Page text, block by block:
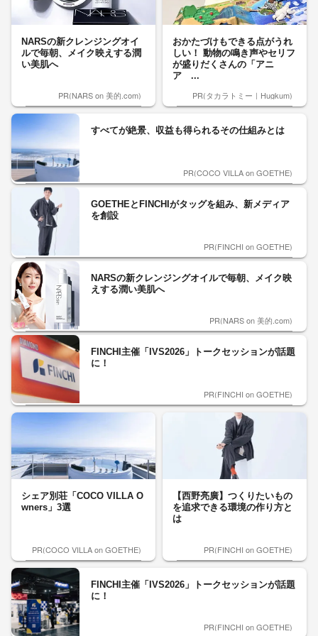
NARSの新クレンジングオイ
ルで毎朝、メイク映えする潤
い美肌へ
PR(NARS on 美的.com)
おかたづけもできる点がうれ
しい！ 動物の鳴き声やセリフ
が盛りだくさんの「アニ
ア ...
PR(タカラトミー｜Hugkum)
すべてが絶景、収益も得られるその仕組みとは
PR(COCO VILLA on GOETHE)
GOETHEとFINCHIがタッグを組み、新メディア
を創設
PR(FINCHI on GOETHE)
NARSの新クレンジングオイルで毎朝、メイク映
えする潤い美肌へ
PR(NARS on 美的.com)
FINCHI主催「IVS2026」トークセッションが話題
に！
PR(FINCHI on GOETHE)
シェア別荘「COCO VILLA O
wners」3選
PR(COCO VILLA on GOETHE)
【西野亮廣】つくりたいもの
を追求できる環境の作り方と
は
PR(FINCHI on GOETHE)
FINCHI主催「IVS2026」トークセッションが話題
に！
PR(FINCHI on GOETHE)